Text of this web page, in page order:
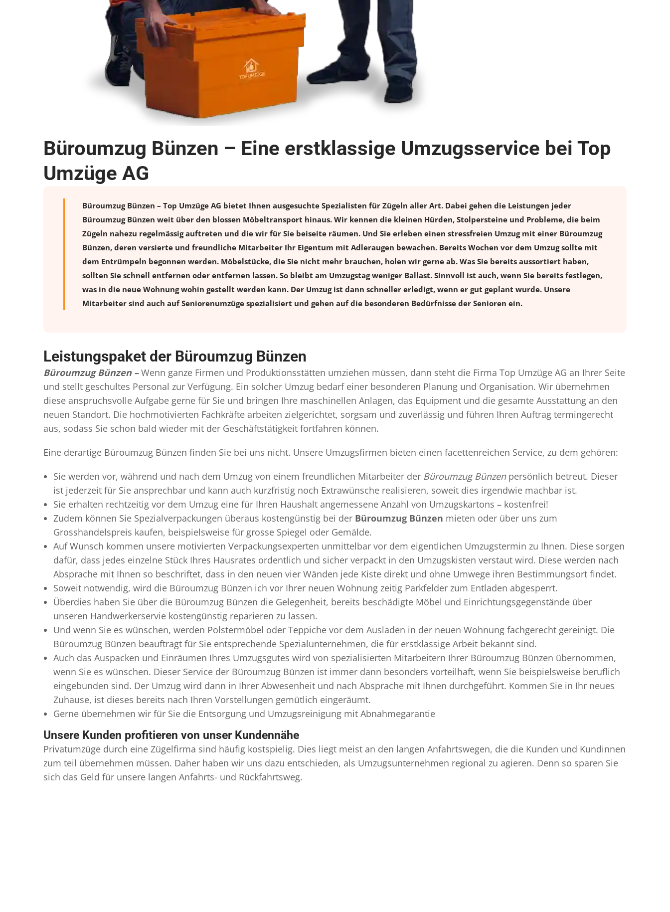
Büroumzug Bünzen – Eine erstklassige Umzugsservice bei Top
Umzüge AG
Büroumzug Bünzen – Top Umzüge AG bietet Ihnen ausgesuchte Spezialisten für Zügeln aller Art. Dabei gehen die Leistungen jeder
Büroumzug Bünzen weit über den blossen Möbeltransport hinaus. Wir kennen die kleinen Hürden, Stolpersteine und Probleme, die beim
Zügeln nahezu regelmässig auftreten und die wir für Sie beiseite räumen. Und Sie erleben einen stressfreien Umzugmit einer Büroumzug
Bünzen, deren versierte und freundliche Mitarbeiter Ihr Eigentum mit Adleraugen bewachen. Bereits Wochen vor dem Umzug sollte mit
dem Entrümpeln begonnen werden. Möbelstücke, die Sie nicht mehr brauchen, holen wir gerne ab. Was Sie bereits aussortiert haben,
sollten Sie schnell entfernen oder entfernen lassen. So bleibt am Umzugstag weniger Ballast. Sinnvoll ist auch, wenn Sie bereits festlegen,
was in die neue Wohnung wohin gestellt werden kann. Der Umzug ist dann schneller erledigt, wenn er gut geplant wurde. Unsere
Mitarbeiter sind auch auf Seniorenumzüge spezialisiert und gehen auf die besonderen Bedürfnisse der Senioren ein.
Leistungspaket der Büroumzug Bünzen
Büroumzug Bünzen – Wenn ganze Firmen und Produktionsstätten umziehen müssen, dann steht die Firma Top Umzüge AG an Ihrer Seite
und stellt geschultes Personal zur Verfügung. Ein solcher Umzug bedarf einer besonderen Planung und Organisation. Wir übernehmen
diese anspruchsvolle Aufgabe gerne für Sie und bringen Ihre maschinellen Anlagen, das Equipment und die gesamte Ausstattung an den
neuen Standort. Die hochmotivierten Fachkräfte arbeiten zielgerichtet, sorgsam und zuverlässig und führen Ihren Auftrag termingerecht
aus, sodass Sie schon bald wieder mit der Geschäftstätigkeit fortfahren können.
Eine derartige Büroumzug Bünzen finden Sie bei uns nicht. Unsere Umzugsfirmen bieten einen facettenreichen Service, zu dem gehören:
Sie werden vor, während und nach dem Umzug von einem freundlichen Mitarbeiter der Büroumzug Bünzenpersönlich betreut. Dieser
ist jederzeit für Sie ansprechbar und kann auch kurzfristig noch Extrawünsche realisieren, soweit dies irgendwie machbar ist.
Sie erhalten rechtzeitig vor dem Umzug eine für Ihren Haushalt angemessene Anzahl von Umzugskartons – kostenfrei!
Zudem können Sie Spezialverpackungen überaus kostengünstig bei der Büroumzug Bünzen mieten oder über uns zum
Grosshandelspreis kaufen, beispielsweise für grosse Spiegel oder Gemälde.
Auf Wunsch kommen unsere motivierten Verpackungsexperten unmittelbar vor dem eigentlichen Umzugstermin zu Ihnen. Diese sorgen
dafür, dass jedes einzelne Stück Ihres Hausrates ordentlich und sicher verpackt in den Umzugskisten verstaut wird. Diese werden nach
Absprache mit Ihnen so beschriftet, dass in den neuen vier Wänden jede Kiste direkt und ohne Umwege ihren Bestimmungsort findet.
Soweit notwendig, wird die Büroumzug Bünzen ich vor Ihrer neuen Wohnung zeitig Parkfelder zum Entladen abgesperrt.
Überdies haben Sie über die Büroumzug Bünzen die Gelegenheit, bereits beschädigte Möbel und Einrichtungsgegenstände über
unseren Handwerkerservie kostengünstig reparieren zu lassen.
Und wenn Sie es wünschen, werden Polstermöbel oder Teppiche vor dem Ausladen in der neuen Wohnung fachgerecht gereinigt. Die
Büroumzug Bünzen beauftragt für Sie entsprechende Spezialunternehmen, die für erstklassige Arbeit bekannt sind.
Auch das Auspacken und Einräumen Ihres Umzugsgutes wird von spezialisierten Mitarbeitern Ihrer Büroumzug Bünzen übernommen,
wenn Sie es wünschen. Dieser Service der Büroumzug Bünzen ist immer dann besonders vorteilhaft, wenn Sie beispielsweise beruflich
eingebunden sind. Der Umzug wird dann in Ihrer Abwesenheit und nach Absprache mit Ihnen durchgeführt. Kommen Sie in Ihr neues
Zuhause, ist dieses bereits nach Ihren Vorstellungen gemütlich eingeräumt.
Gerne übernehmen wir für Sie die Entsorgung und Umzugsreinigung mit Abnahmegarantie
Unsere Kunden profitieren von unser Kundennähe
Privatumzüge durch eine Zügelfirma sind häufig kostspielig. Dies liegt meist an den langen Anfahrtswegen, die die Kunden und Kundinnen
zum teil übernehmen müssen. Daher haben wir uns dazu entschieden, als Umzugsunternehmen regional zu agieren. Denn so sparen Sie
sich das Geld für unsere langen Anfahrts- und Rückfahrtsweg.